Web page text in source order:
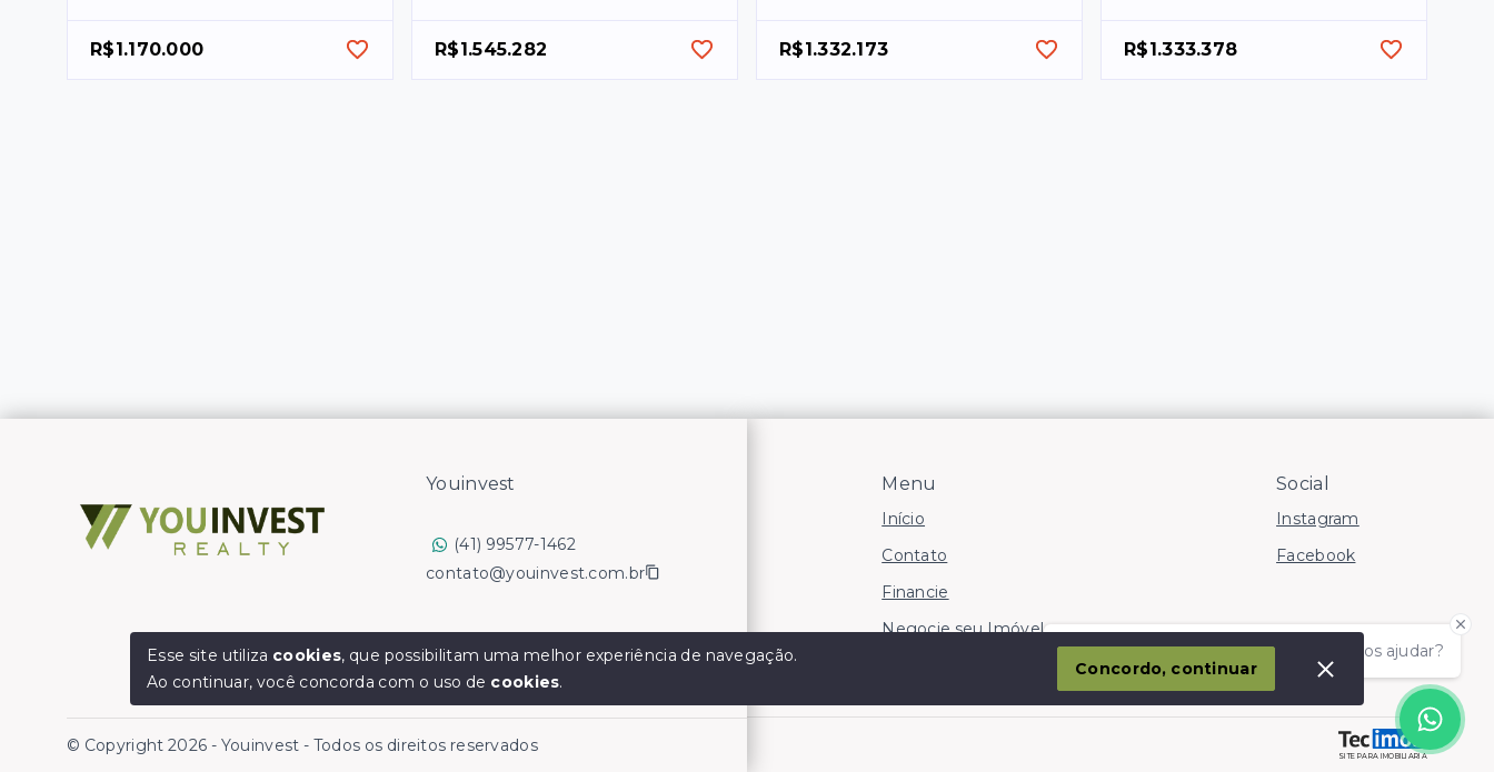
R$1.170.000 R$1.545.282 R$1.332.173 R$1.333.378
Olá! somos da Linkmob, como podemos ajudar?
Menu
Início
Contato
Financie
Negocie seu Imóvel
Social
Instagram
Facebook
SITE PARA IMOBILIARIA
Youinvest
(41) 99577-1462
contato@youinvest.com.br
© Copyright 2026 - Youinvest - Todos os direitos reservados
Esse site utiliza cookies, que possibilitam uma melhor experiência de navegação.
Ao continuar, você concorda com o uso de cookies.
Concordo, continuar